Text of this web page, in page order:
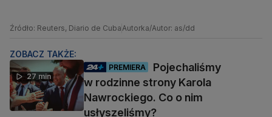
Źródło: Reuters, Diario de CubaAutorka/Autor: as/dd
ZOBACZ TAKŻE:
27 min
PREMIERA
Pojechaliśmy
w rodzinne strony Karola
Nawrockiego. Co o nim
usłyszeliśmy?